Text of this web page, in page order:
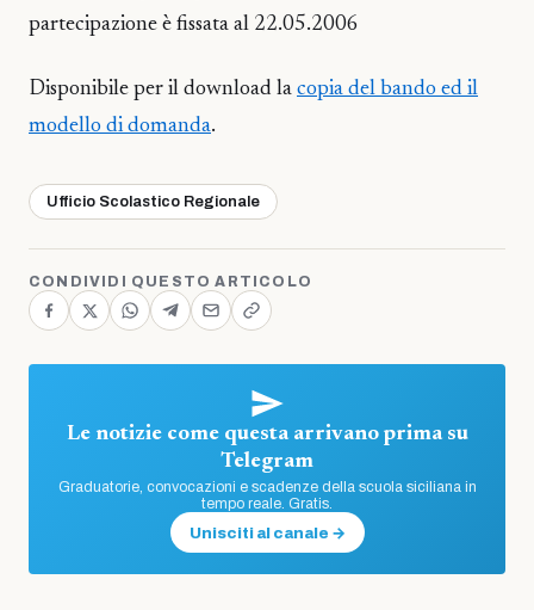
partecipazione è fissata al 22.05.2006
Disponibile per il download la copia del bando ed il
modello di domanda.
Ufficio Scolastico Regionale
CONDIVIDI QUESTO ARTICOLO
Le notizie come questa arrivano prima su
Telegram
Graduatorie, convocazioni e scadenze della scuola siciliana in
tempo reale. Gratis.
Unisciti al canale →